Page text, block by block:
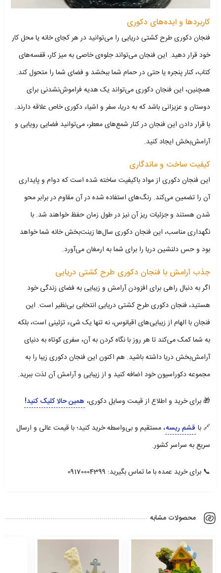
کاربردها و ایده‌های دکوری
فنجان دکوری طرح کشتی دریایی را می‌توانید در هر کجای خانه یا محل کار
خود قرار دهید. این فنجان می‌تواند جلوه‌ی خاصی به میز کار، قفسه‌های
کتاب، کنار پنجره یا حتی در حمام شما ببخشد و فضای شما را متحول کند.
همچنین، این فنجان دکوری می‌تواند یک هدیه فراموش‌نشدنی برای
دوستان و عزیزانی باشد که به دریا، سفر و اشیاء دکوری خاص علاقه دارند.
با قرار دادن این فنجان در کنار شمع‌های معطر، می‌توانید فضایی رویایی و
آرامش‌بخش ایجاد کنید.
کیفیت ساخت و ماندگاری
این فنجان دکوری از مواد باکیفیت ساخته شده است که دوام و پایداری
آن را تضمین می‌کند. رنگ‌های استفاده شده در آن مقاوم در برابر محو
شدن هستند و جزئیات ریز آن نیز در طول زمان حفظ خواهند شد. با
نگهداری مناسب، این فنجان دکوری سال‌ها زینت‌بخش خانه شما خواهد
بود و حس دلنشین دریا را برای شما به ارمغان می‌آورد.
جذب آرامش با فنجان دکوری طرح کشتی دریایی
اگر به دنبال راهی برای افزودن آرامش و زیبایی به فضای زندگی خود
هستید، فنجان دکوری طرح کشتی دریایی انتخابی بی‌نظیر است. این
فنجان با الهام از زیبایی‌های اقیانوس، نه تنها یک شیء تزئینی است، بلکه
به شما کمک می‌کند تا هر روز با نگاه کردن به آن، سفری کوتاه به دنیای
آرامش‌بخش دریا داشته باشید. هم اکنون این فنجان دکوری زیبا را به
مجموعه دکوراسیون خود اضافه کنید و از زیبایی و آرامش آن لذت ببرید.
🎁 برای خرید و اطلاع از قیمت وسایل دکوری، همین حالا کلیک کنید!
🔗 با قشم ریسه، مستقیم و بی‌واسطه خرید کنید؛ با قیمت عالی و ارسال
سریع به سراسر کشور.
📞 برای خرید عمده با ما تماس بگیرید: 09170004399
محصولات مشابه